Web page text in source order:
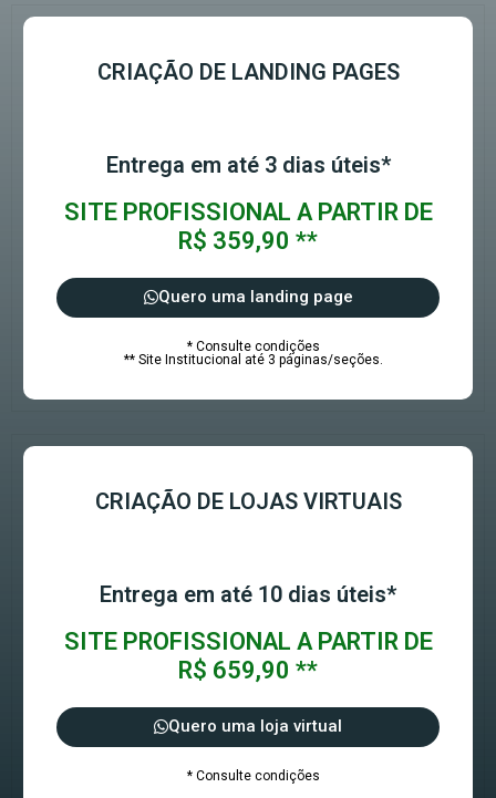
CRIAÇÃO DE LANDING PAGES
Entrega em até 3 dias úteis*
SITE PROFISSIONAL A PARTIR DE
R$ 359,90 **
Quero uma landing page
* Consulte condições
** Site Institucional até 3 páginas/seções.
CRIAÇÃO DE LOJAS VIRTUAIS
Entrega em até 10 dias úteis*
SITE PROFISSIONAL A PARTIR DE
R$ 659,90 **
Quero uma loja virtual
* Consulte condições